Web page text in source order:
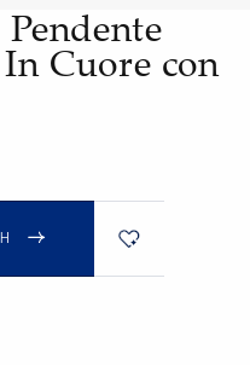
Cuore con